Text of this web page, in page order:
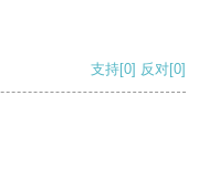
支持[0] 反对[0]